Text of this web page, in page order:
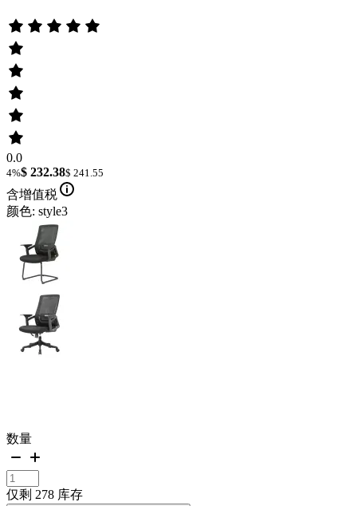
0.0
4%$ 232.38$ 241.55
含增值税
颜色: style3
数量
仅剩 278 库存